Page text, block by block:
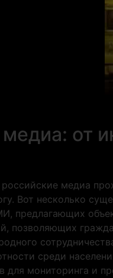
от
медиа
Вот несколько
предлагающих
позволяющих
среди
для мониторинга и